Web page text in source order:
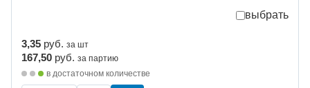
выбрать
3,35 руб. за шт
167,50 руб. за партию
в достаточном количестве